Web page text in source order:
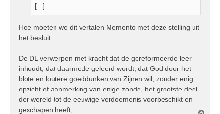
[...]
Hoe moeten we dit vertalen Memento met deze stelling uit
het besluit:
De DL verwerpen met kracht dat de gereformeerde leer
inhoudt, dat daarmede geleerd wordt, dat God door het
blote en loutere goeddunken van Zijnen wil, zonder enig
opzicht of aanmerking van enige zonde, het grootste deel
der wereld tot de eeuwige verdoemenis voorbeschikt en
geschapen heeft;